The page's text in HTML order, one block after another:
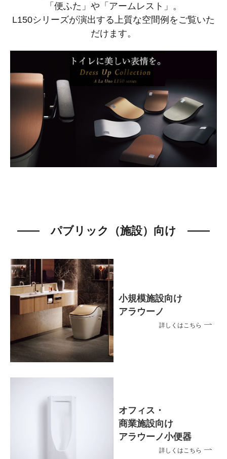
「便ふた」や「アームレスト」。
L150シリーズが演出する上質な空間例をご覧いた
だけます。
パブリック（施設）向け
小規模施設向け
アラウーノ
詳しくはこちら
オフィス・
商業施設向け
アラウーノ小便器
詳しくはこちら